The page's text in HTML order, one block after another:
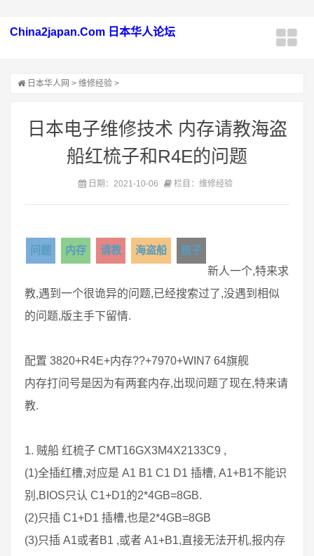
China2japan.Com 日本华人论坛
日本华人网 > 维修经验 >
日本电子维修技术 内存请教海盗
船红梳子和R4E的问题
日期：2021-10-06 栏目：维修经验
问题 内存 请教 海盗船
梳子
新人一个,特来求
教,遇到一个很诡异的问题,已经搜索过了,没遇到相似
的问题,版主手下留情.
配置 3820+R4E+内存??+7970+WIN7 64旗舰
内存打问号是因为有两套内存,出现问题了现在,特来请
教.
1. 贼船 红梳子 CMT16GX3M4X2133C9 ,
(1)全插红槽,对应是 A1 B1 C1 D1 插槽, A1+B1不能识
别,BIOS只认 C1+D1的2*4GB=8GB.
(2)只插 C1+D1 插槽,也是2*4GB=8GB
(3)只插 A1或者B1 ,或者 A1+B1,直接无法开机,报内存